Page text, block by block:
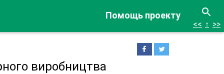
Помощь проекту
<< ↑ >>
виробництва